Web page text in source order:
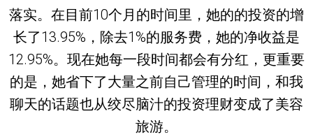
落实。在目前10个月的时间里，她的的投资的增
长了13.95%，除去1%的服务费，她的净收益是
12.95%。现在她每一段时间都会有分红，更重要
的是，她省下了大量之前自己管理的时间，和我
聊天的话题也从绞尽脑汁的投资理财变成了美容
旅游。